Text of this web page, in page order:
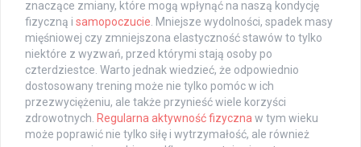
znaczące zmiany, które mogą wpłynąć na naszą kondycję
fizyczną i samopoczucie. Mniejsze wydolności, spadek masy
mięśniowej czy zmniejszona elastyczność stawów to tylko
niektóre z wyzwań, przed którymi stają osoby po
czterdziestce. Warto jednak wiedzieć, że odpowiednio
dostosowany trening może nie tylko pomóc w ich
przezwyciężeniu, ale także przynieść wiele korzyści
zdrowotnych. Regularna aktywność fizycznaw tym wieku
może poprawić nie tylko siłę i wytrzymałość, ale również